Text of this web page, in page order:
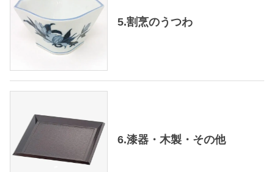
5.割烹のうつわ
6.漆器・木製・その他